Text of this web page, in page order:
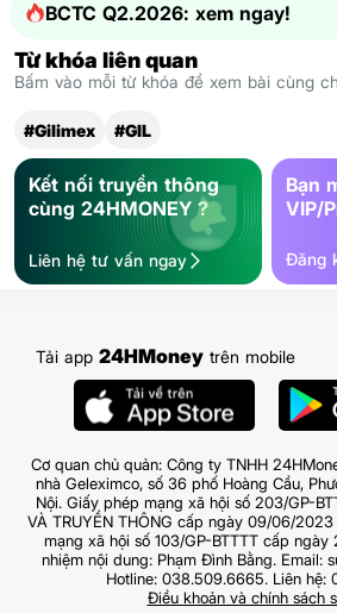
BCTC Q2.2026: xem ngay!
Từ khóa liên quan
Bấm vào mỗi từ khóa để xem bài cùng
#Gilimex #GIL
Kết nối truyền thông
cùng 24HMONEY ?
Liên hệ tư vấn ngay
Bạn
VIP/
Đăng
Tải app 24HMoney trên mobile
Cơ quan chủ quản: Công ty TNHH
nhà Geleximco, số 36 phố Hoàng Cầu,
Nội. Giấy phép mạng xã hội số 203/GP-
VÀ TRUYỀN THÔNG cấp ngày 09/06/
mạng xã hội số 103/GP-BTTTT cấp ngày
nhiệm nội dung: Phạm Đình Bằng. Email:
Hotline: 038.509.6665. Liên hệ:
Điều khoản và chính sách